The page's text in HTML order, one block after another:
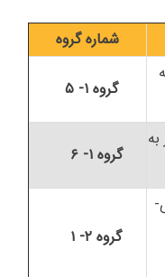
شماره گروه
گروه ۱- ۵
گروه ۱- ۶
گروه ۲- ۱